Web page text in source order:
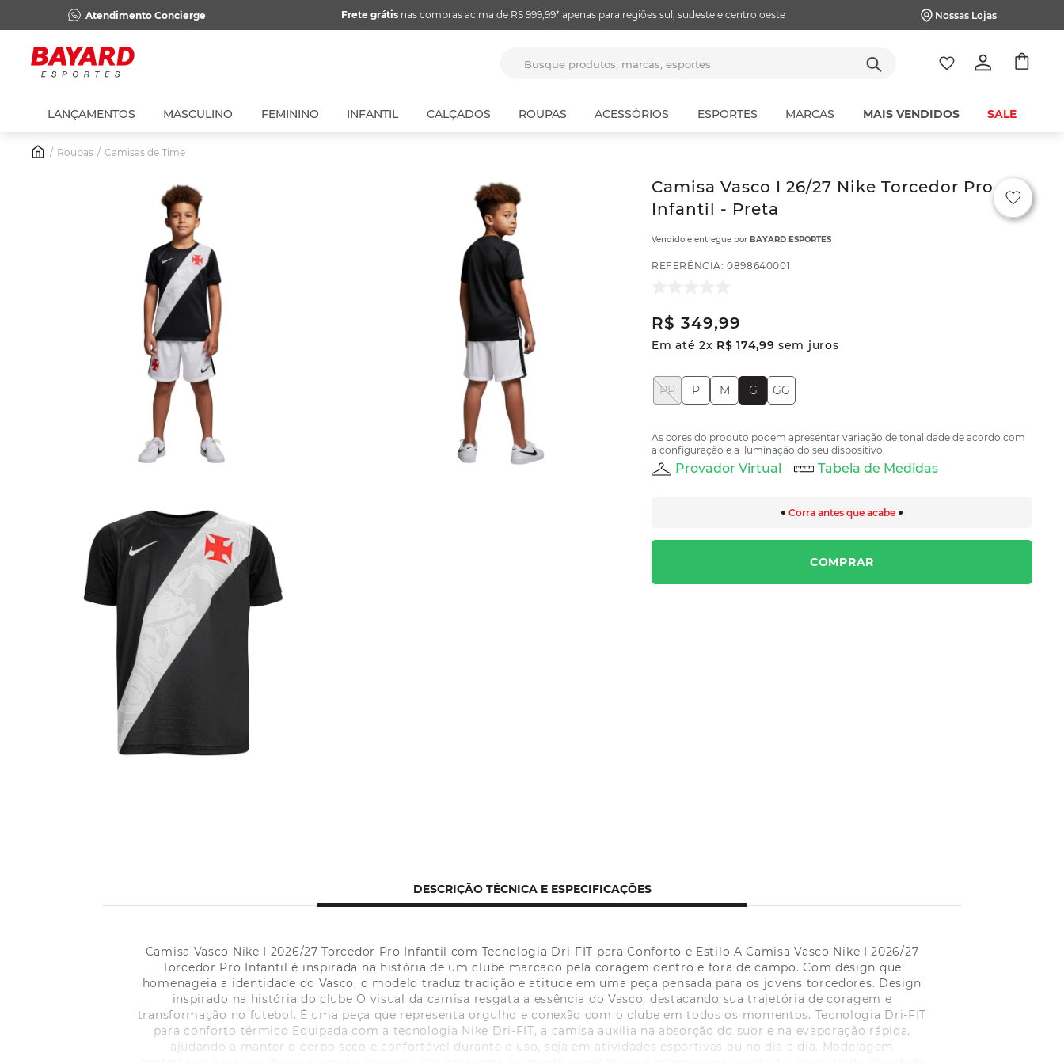
Atendimento Concierge Frete grátisnas compras acima de RS 999,99* apenas para regiões sul, sudeste e centro oeste Nossas Lojas
LANÇAMENTOS MASCULINO FEMININO INFANTIL CALÇADOS ROUPAS ACESSÓRIOS ESPORTES MARCAS MAIS VENDIDOS SALE
Roupas Camisas de Time
Camisa Vasco I 26/27 Nike Torcedor Pro
Infantil - Preta
Vendido e entregue por BAYARD ESPORTES
REFERÊNCIA:0898640001
R$ 349,99
Em até 2x R$ 174,99 sem juros
G GG
M
P
PP
As cores do produto podem apresentar variação de tonalidade de acordo com
a configuração e a iluminação do seu dispositivo.
Provador Virtual Tabela de Medidas
Corra antes que acabe
COMPRAR
DESCRIÇÃO TÉCNICA E ESPECIFICAÇÕES
Camisa Vasco Nike I 2026/27 Torcedor Pro Infantil com Tecnologia Dri-FIT para Conforto e Estilo A Camisa Vasco Nike I 2026/27
Torcedor Pro Infantil é inspirada na história de um clube marcado pela coragem dentro e fora de campo. Com design que
homenageia a identidade do Vasco, o modelo traduz tradição e atitude em uma peça pensada para os jovens torcedores. Design
inspirado na história do clube O visual da camisa resgata a essência do Vasco, destacando sua trajetória de coragem e
transformação no futebol. É uma peça que representa orgulho e conexão com o clube em todos os momentos. Tecnologia Dri-FIT
para conforto térmico Equipada com a tecnologia Nike Dri-FIT, a camisa auxilia na absorção do suor e na evaporação rápida,
ajudando a manter o corpo seco e confortável durante o uso, seja em atividades esportivas ou no dia a dia. Modelagem